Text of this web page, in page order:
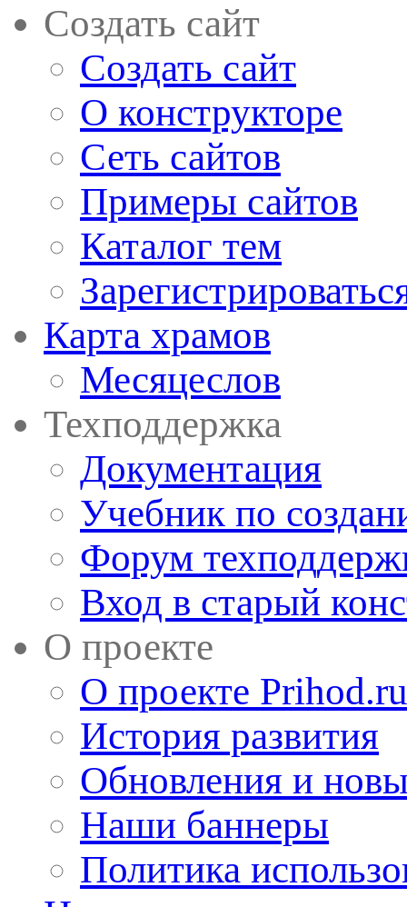
Создать сайт
Создать сайт
О конструкторе
Сеть сайтов
Примеры сайтов
Каталог тем
Карта храмов
Месяцеслов
Техподдержка
Документация
Учебник по
Форум
Вход в старый
О проекте
О проекте Prihod.ru
История развития
Обновления и
Наши баннеры
Политика